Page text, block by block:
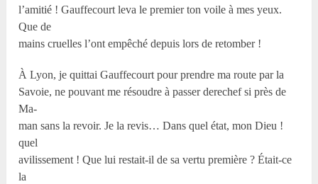
l’amitié ! Gauffecourt leva le premier ton voile à mes yeux.
Que de
mains cruelles l’ont empêché depuis lors de retomber !
À Lyon, je quittai Gauffecourt pour prendre ma route par la
Savoie, ne pouvant me résoudre à passer derechef si près de
Ma-
man sans la revoir. Je la revis… Dans quel état, mon Dieu !
quel
avilissement ! Que lui restait-il de sa vertu première ? Était-ce
la